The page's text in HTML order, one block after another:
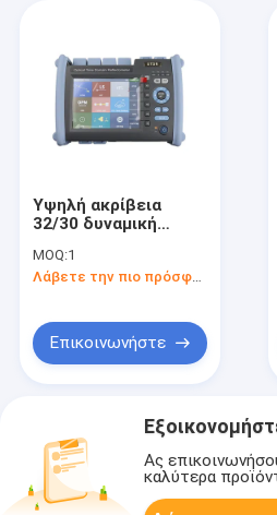
Υψηλή ακρίβεια
32/30 δυναμική
Reflectometer
χρονικών περιοχών
MOQ:1
Λάβετε την πιο πρόσφατη τιμή
Επικοινωνήστε
Ας
καλύτερα